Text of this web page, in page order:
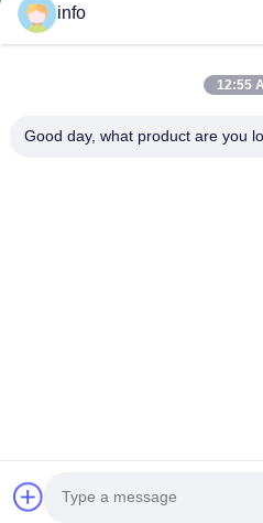
บ้าน
สินค้า
เกี่ยวกับเรา
©2016- Tianjin Mikim
info
12:55
Good day, what product are you